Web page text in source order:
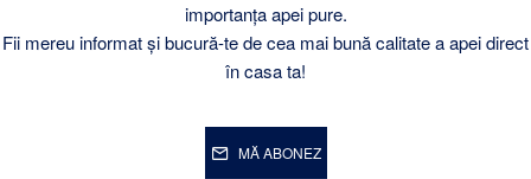
importanța apei pure.
Fii mereu informat și bucură-te de cea mai bună calitate a apei direct
în casa ta!
MĂ ABONEZ